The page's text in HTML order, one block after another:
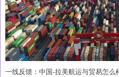
一线反馈：中国-拉美航运与贸易怎么